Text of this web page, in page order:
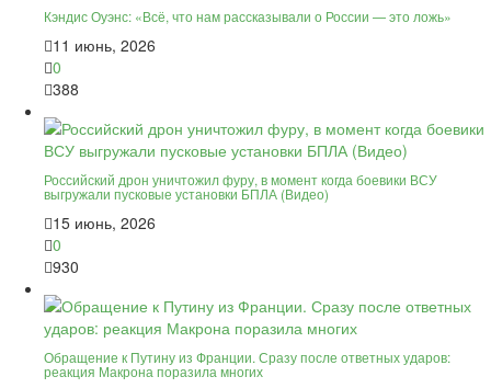
Кэндис Оуэнс: «Всё, что нам рассказывали о России — это ложь»
11 июнь, 2026
0
388
Российский дрон уничтожил фуру, в момент когда боевики ВСУ
выгружали пусковые установки БПЛА (Видео)
15 июнь, 2026
0
930
Обращение к Путину из Франции. Сразу после ответных ударов:
реакция Макрона поразила многих